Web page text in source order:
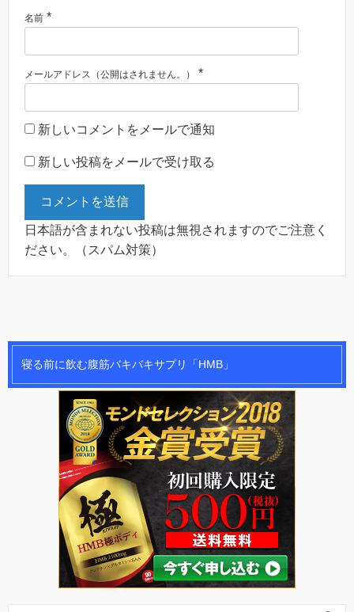
名前 *
メールアドレス（公開はされません。） *
新しいコメントをメールで通知
新しい投稿をメールで受け取る
日本語が含まれない投稿は無視されますのでご注意く
ださい。（スパム対策）
寝る前に飲む腹筋バキバキサプリ「HMB」